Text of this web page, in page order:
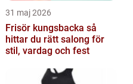
31 maj 2026
Frisör kungsbacka så
hittar du rätt salong för
stil, vardag och fest